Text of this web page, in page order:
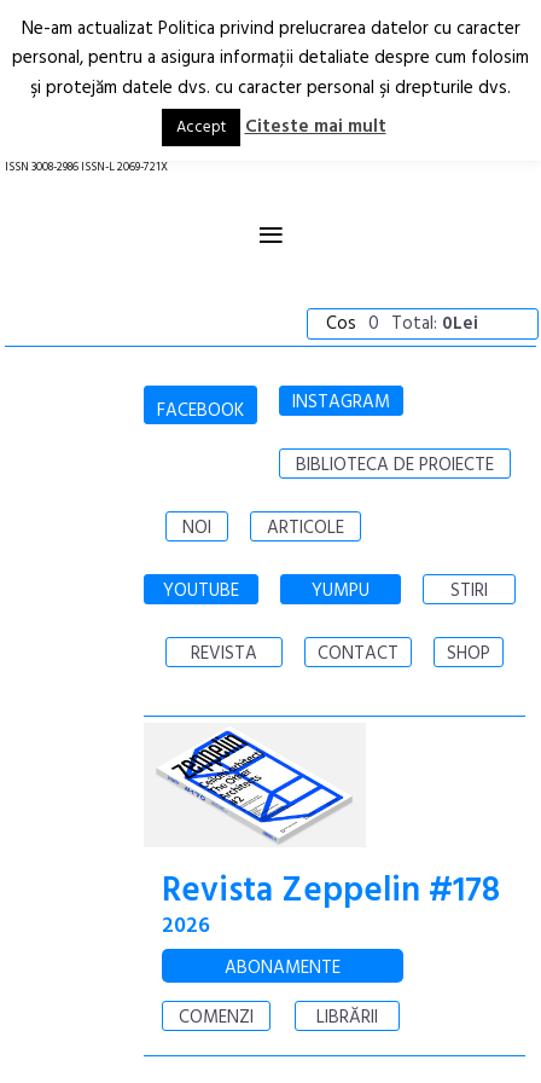
Arhitectură.
Oraș.
RO EN
ISSN 3008-2986 ISSN-L 2069-721X
≡
Cos 0 Total: 0Lei
FACEBOOK INSTAGRAM
BIBLIOTECA DE PROIECTE
NOI ARTICOLE
YOUTUBE YUMPU STIRI
REVISTA CONTACT SHOP
Revista Zeppelin #178
2026
ABONAMENTE
COMENZI
LIBRĂRII
Ne-am actualizat Politica privind prelucrarea datelor cu caracter
personal, pentru a asigura informaţii detaliate despre cum folosim
şi protejăm datele dvs. cu caracter personal şi drepturile dvs.
Accept Citeste mai mult